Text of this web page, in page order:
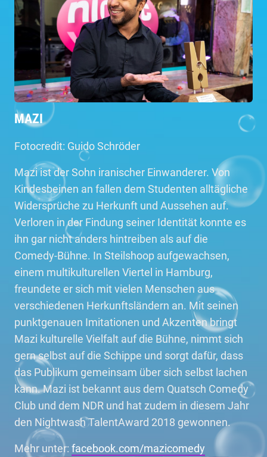
MAZI
Fotocredit: Guido Schröder
Mazi ist der Sohn iranischer Einwanderer. Von
Kindesbeinen an fallen dem Studenten alltägliche
Widersprüche zu Herkunft und Aussehen auf.
Verloren in der Findung seiner Identität konnte es
ihn gar nicht anders hintreiben als auf die
Comedy-Bühne. In Steilshoop aufgewachsen,
einem multikulturellen Viertel in Hamburg,
freundete er sich mit vielen Menschen aus
verschiedenen Herkunftsländern an. Mit seinen
punktgenauen Imitationen und Akzenten bringt
Mazi kulturelle Vielfalt auf die Bühne, nimmt sich
gern selbst auf die Schippe und sorgt dafür, dass
das Publikum gemeinsam über sich selbst lachen
kann. Mazi ist bekannt aus dem Quatsch Comedy
Club und dem NDR und hat zudem in diesem Jahr
den Nightwash TalentAward 2018 gewonnen.
Mehr unter: facebook.com/mazicomedy